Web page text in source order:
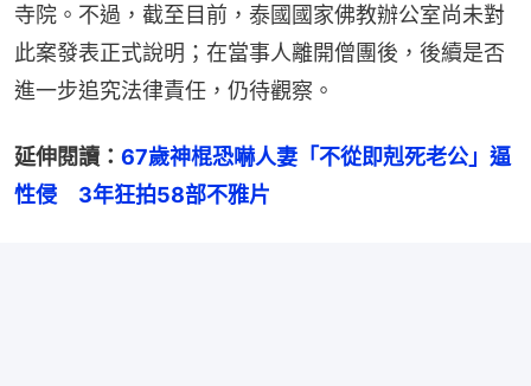
寺院。不過，截至目前，泰國國家佛教辦公室尚未對
此案發表正式說明；在當事人離開僧團後，後續是否
進一步追究法律責任，仍待觀察。
延伸閱讀： 67歲神棍恐嚇人妻「不從即剋死老公」逼
性侵　3年狂拍58部不雅片